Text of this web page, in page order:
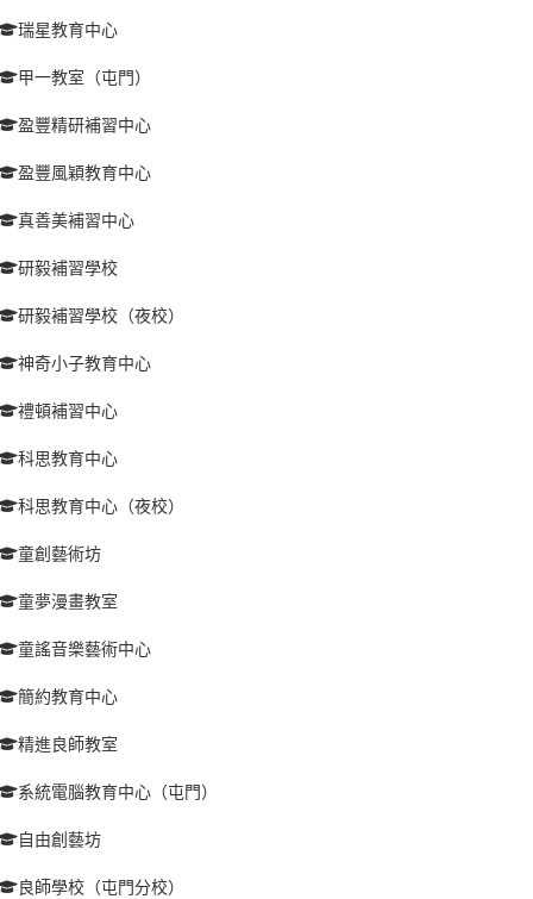
瑞星教育中心
甲一教室（屯門）
盈豐精研補習中心
盈豐風穎教育中心
真善美補習中心
研毅補習學校
研毅補習學校（夜校）
神奇小子教育中心
禮頓補習中心
科思教育中心
科思教育中心（夜校）
童創藝術坊
童夢漫畫教室
童謠音樂藝術中心
簡約教育中心
精進良師教室
系統電腦教育中心（屯門）
自由創藝坊
良師學校（屯門分校）